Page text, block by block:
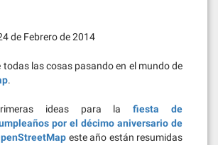
de Febrero de 2014
todas las cosas pasando en el mundo de
.
ideas para lafiesta de
por el décimo aniversario de
este año están resumidas